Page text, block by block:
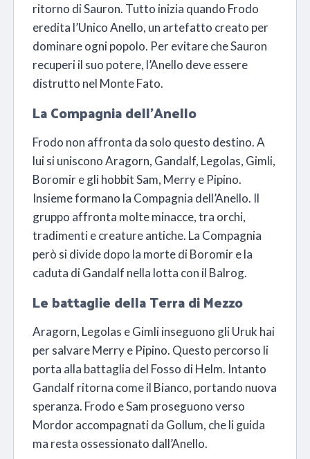
ritorno di Sauron. Tutto inizia quando Frodo
eredita l’Unico Anello, un artefatto creato per
dominare ogni popolo. Per evitare che Sauron
recuperi il suo potere, l’Anello deve essere
distrutto nel Monte Fato.
La Compagnia dell’Anello
Frodo non affronta da solo questo destino. A
lui si uniscono Aragorn, Gandalf, Legolas, Gimli,
Boromir e gli hobbit Sam, Merry e Pipino.
Insieme formano la Compagnia dell’Anello. Il
gruppo affronta molte minacce, tra orchi,
tradimenti e creature antiche. La Compagnia
però si divide dopo la morte di Boromir e la
caduta di Gandalf nella lotta con il Balrog.
Le battaglie della Terra di Mezzo
Aragorn, Legolas e Gimli inseguono gli Uruk hai
per salvare Merry e Pipino. Questo percorso li
porta alla battaglia del Fosso di Helm. Intanto
Gandalf ritorna come il Bianco, portando nuova
speranza. Frodo e Sam proseguono verso
Mordor accompagnati da Gollum, che li guida
ma resta ossessionato dall’Anello.